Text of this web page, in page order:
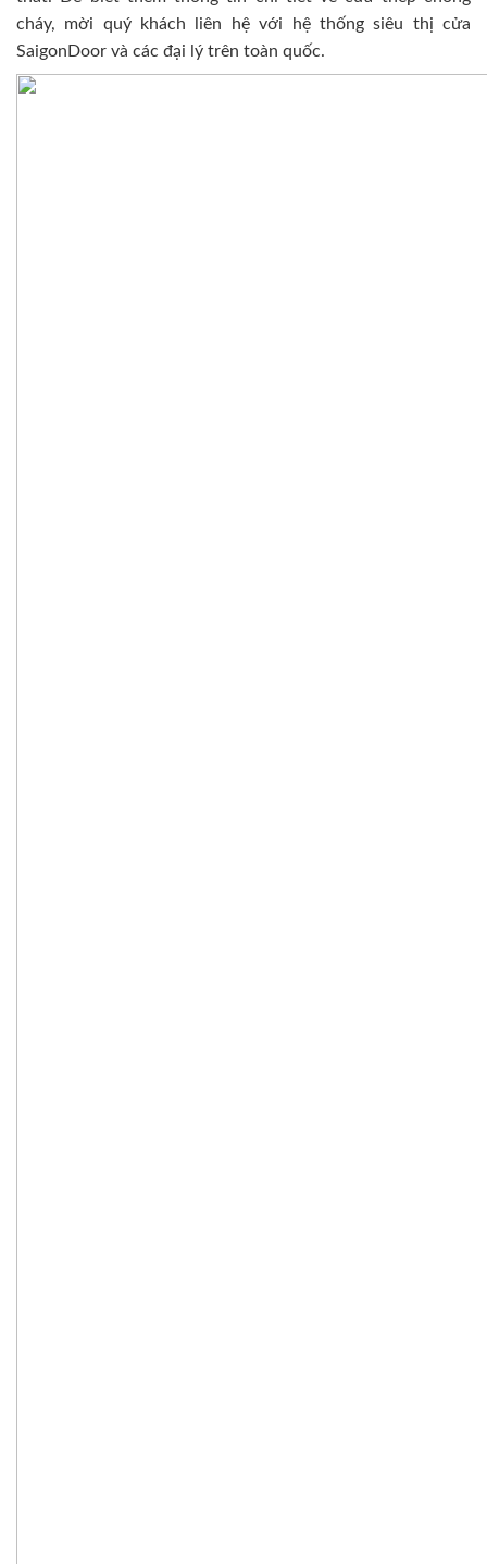
cháy, mời quý khách liên hệ với hệ thống siêu thị cửa
SaigonDoor và các đại lý trên toàn quốc.